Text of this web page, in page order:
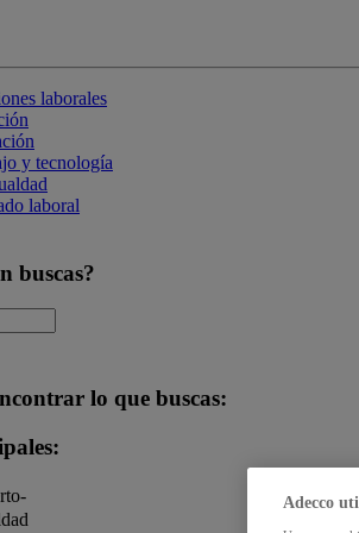
laborales
y tecnología
laboral
buscas?
lo que buscas:
Adecco